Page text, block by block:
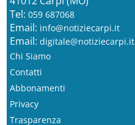
Tel: 059 687068
Email: info@notiziecarpi.it
Email: digitale@notiziecarpi.it
Chi Siamo
Contatti
Abbonamenti
Privacy
Trasparenza